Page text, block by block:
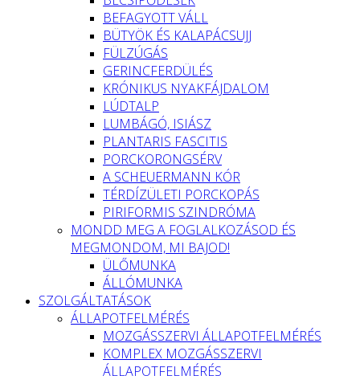
BEFAGYOTT VÁLL
BÜTYÖK ÉS KALAPÁCSUJJ
FÜLZÚGÁS
GERINCFERDÜLÉS
KRÓNIKUS NYAKFÁJDALOM
LÚDTALP
LUMBÁGÓ, ISIÁSZ
PLANTARIS FASCITIS
PORCKORONGSÉRV
A SCHEUERMANN KÓR
TÉRDÍZÜLETI PORCKOPÁS
PIRIFORMIS SZINDRÓMA
MONDD MEG A FOGLALKOZÁSOD ÉS
MEGMONDOM, MI BAJOD!
ÜLŐMUNKA
ÁLLÓMUNKA
SZOLGÁLTATÁSOK
ÁLLAPOTFELMÉRÉS
MOZGÁSSZERVI ÁLLAPOTFELMÉRÉS
KOMPLEX MOZGÁSSZERVI
ÁLLAPOTFELMÉRÉS